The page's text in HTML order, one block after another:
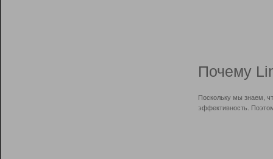
Почему
Поскольку мы знаем,
эффективность.